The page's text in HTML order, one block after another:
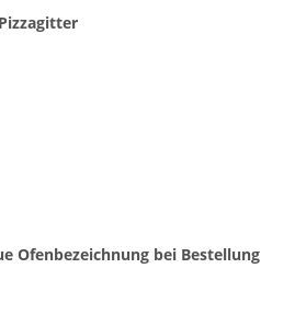
Ofenbezeichnung bei Bestellung